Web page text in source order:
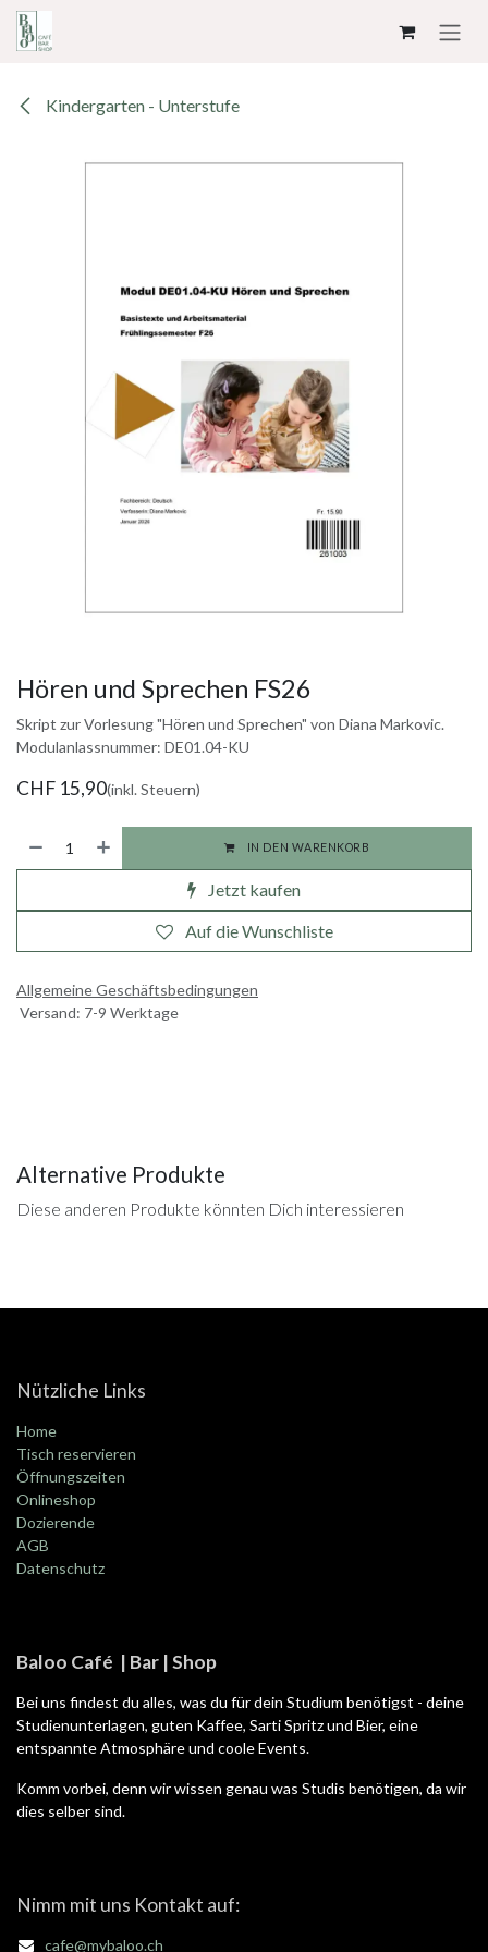
Kindergarten - Unterstufe
Hören und Sprechen FS26
Skript zur Vorlesung "Hören und Sprechen" von Diana Markovic.
Modulanlassnummer: DE01.04-KU
CHF 15,90(inkl. Steuern)
IN DEN WARENKORB
Jetzt kaufen
Auf die Wunschliste
Allgemeine Geschäftsbedingungen
Versand: 7-9 Werktage
Alternative Produkte
Diese anderen Produkte könnten Dich interessieren
Nützliche Links
Home
Tisch reservieren
Öffnungszeiten
Onlineshop
Dozierende
AGB
Datenschutz
Baloo Café | Bar | Shop
Bei uns findest du alles, was du für dein Studium benötigst - deine
Studienunterlagen, guten Kaffee, Sarti Spritz und Bier, eine
entspannte Atmosphäre und coole Events.
Komm vorbei, denn wir wissen genau was Studis benötigen, da wir
dies selber sind.
Nimm mit uns Kontakt auf:
cafe@mybaloo.ch